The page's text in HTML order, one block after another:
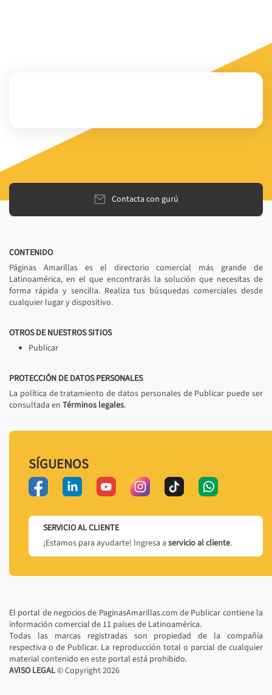
Contacta con gurú
CONTENIDO
Páginas Amarillas es el directorio comercial más grande de
Latinoamérica, en el que encontrarás la solución que necesitas de
forma rápida y sencilla. Realiza tus búsquedas comerciales desde
cualquier lugar y dispositivo.
OTROS DE NUESTROS SITIOS
Publicar
PROTECCIÓN DE DATOS PERSONALES
La política de tratamiento de datos personales de Publicar puede ser
consultada en Términos legales.
SÍGUENOS
SERVICIO AL CLIENTE
¡Estamos para ayudarte! Ingresa a servicio al cliente.
El portal de negocios de PaginasAmarillas.com de Publicar contiene la
información comercial de 11 países de Latinoamérica.
Todas las marcas registradas son propiedad de la compañía
respectiva o de Publicar. La reproducción total o parcial de cualquier
material contenido en este portal está prohibido.
AVISO LEGAL© Copyright2026